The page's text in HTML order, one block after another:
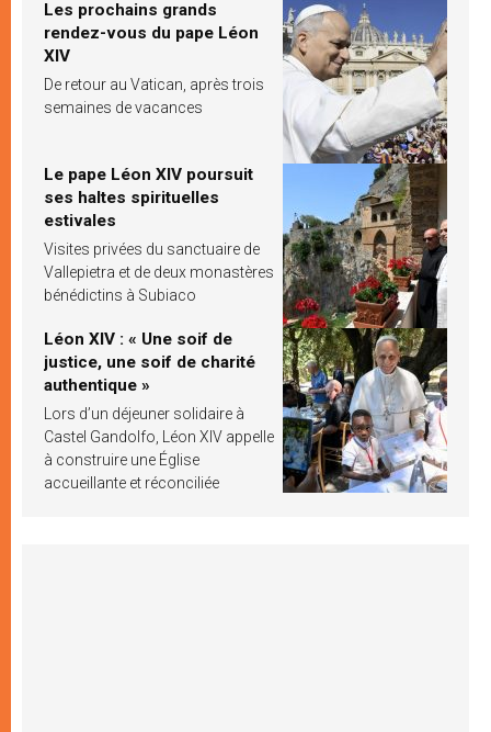
Les prochains grands
rendez-vous du pape Léon
XIV
De retour au Vatican, après trois
semaines de vacances
Le pape Léon XIV poursuit
ses haltes spirituelles
estivales
Visites privées du sanctuaire de
Vallepietra et de deux monastères
bénédictins à Subiaco
Léon XIV : « Une soif de
justice, une soif de charité
authentique »
Lors d’un déjeuner solidaire à
Castel Gandolfo, Léon XIV appelle
à construire une Église
accueillante et réconciliée